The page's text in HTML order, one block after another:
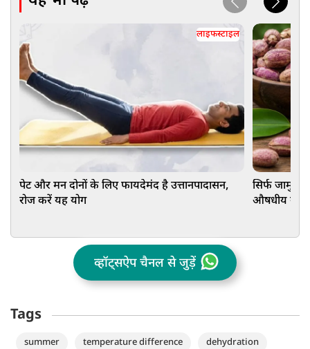
लाइफस्टाइल
पेट और मन दोनों के लिए फायदेमंद है उत्तानपादासन,
रोज करें यह योग
सिर्फ जामुन
औषधीय गुण,
व्हॉट्सऐप चैनल से जुड़ें
Tags
summer temperature difference
dehydration